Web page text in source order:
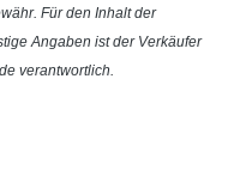
Für den Inhalt der
Angaben ist der Verkäufer
verantwortlich.